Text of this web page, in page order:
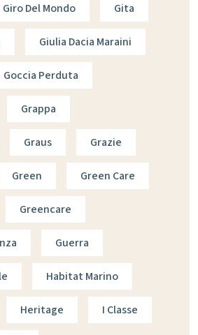
Giro Del Mondo Gita
Giulia Dacia Maraini
Goccia Perduta
Grappa
Graus Grazie
Green Green Care
Greencare
Guerra
Habitat Marino
Heritage I Classe